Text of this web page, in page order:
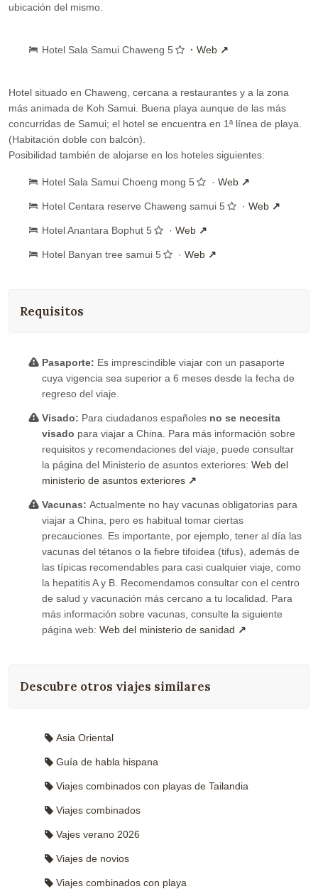
ubicación del mismo.
Hotel Sala Samui Chaweng 5 · Web
Hotel situado en Chaweng, cercana a restaurantes y a la zona
más animada de Koh Samui. Buena playa aunque de las más
concurridas de Samui; el hotel se encuentra en 1ª línea de playa.
(Habitación doble con balcón).
Posibilidad también de alojarse en los hoteles siguientes:
Hotel Sala Samui Choeng mong 5 · Web
Hotel Centara reserve Chaweng samui 5 · Web
Hotel Anantara Bophut 5 · Web
Hotel Banyan tree samui 5 · Web
Requisitos
Pasaporte: Es imprescindible viajar con un pasaporte
cuya vigencia sea superior a 6 meses desde la fecha de
regreso del viaje.
Visado: Para ciudadanos españoles no se necesita
visado para viajar a China. Para más información sobre
requisitos y recomendaciones del viaje, puede consultar
la página del Ministerio de asuntos exteriores: Web del
ministerio de asuntos exteriores
Vacunas: Actualmente no hay vacunas obligatorias para
viajar a China, pero es habitual tomar ciertas
precauciones. Es importante, por ejemplo, tener al día las
vacunas del tétanos o la fiebre tifoidea (tifus), además de
las típicas recomendables para casi cualquier viaje, como
la hepatitis A y B. Recomendamos consultar con el centro
de salud y vacunación más cercano a tu localidad. Para
más información sobre vacunas, consulte la siguiente
página web: Web del ministerio de sanidad
Descubre otros viajes similares
Asia Oriental
Guía de habla hispana
Viajes combinados con playas de Tailandia
Viajes combinados
Vajes verano 2026
Viajes de novios
Viajes combinados con playa